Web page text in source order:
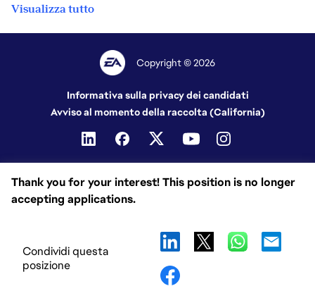
Thank you for your interest! This position is no longer
accepting applications.
Condividi questa
posizione
Visualizza tutto
Copyright © 2026
Informativa sulla privacy dei candidati
Avviso al momento della raccolta (California)